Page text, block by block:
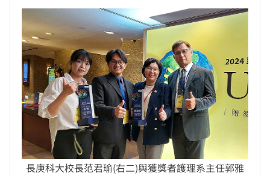
長庚科大校長范君瑜(右二)與獲獎者護理系主任郭雅